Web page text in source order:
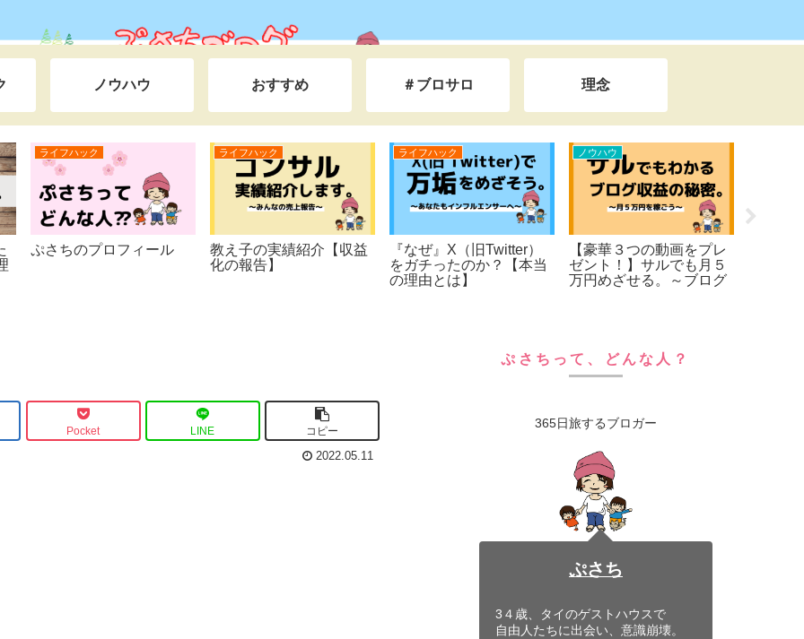
ノウハウ おすすめ ＃ブロサロ 理念
ライフハック
ふらっと旅する人生へ。
おすすめ
『今が一番若い日』っ
て、名言すぎる。【チャ
ノウハウ
ぷさちの収益化の『秘
密』とは…。【本当は教
えたくない】
ライフハック
【３分漫画で読む】超平
凡サラリーマンが、
『365日旅するブロガ
Pocket LINE コピー
2022.05.11
ぷさちって、どんな人？
365日旅するブロガー
ぷさち
3４歳、タイのゲストハウスで
自由人たちに出会い、意識崩壊。